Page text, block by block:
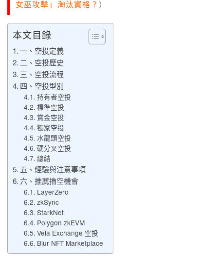
女巫攻擊」淘汰資格？ ）
本文目錄
一、空投定義
二、空投歷史
三、空投流程
四、空投型別
持有者空投
標準空投
賞金空投
獨家空投
水龍頭空投
硬分叉空投
總結
五、經驗與注意事項
六、推薦擼空機會
LayerZero
zkSync
StarkNet
Polygon zkEVM
Vela Exchange 空投
Blur NFT Marketplace